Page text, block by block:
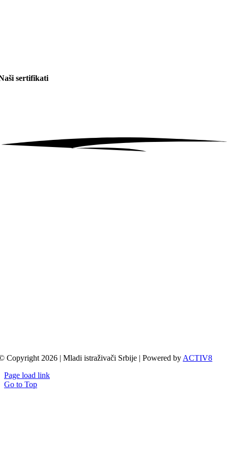
sertifikati
Copyright 2026 | Mladi istraživači Srbije | Powered by ACTIV8
Page load link
Go to Top